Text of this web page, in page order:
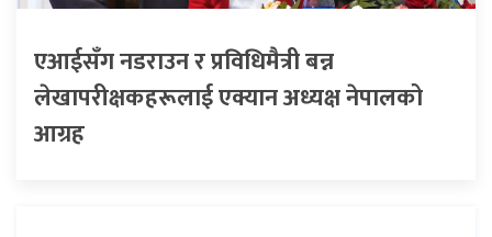
एआईसँग नडराउन र प्रविधिमैत्री बन्न
लेखापरीक्षकहरूलाई एक्यान अध्यक्ष नेपालको
आग्रह